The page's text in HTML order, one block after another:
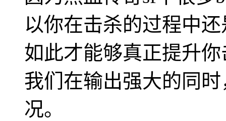
以你在击杀的过程中
如此才能够真正提升
我们在输出强大的同
况。